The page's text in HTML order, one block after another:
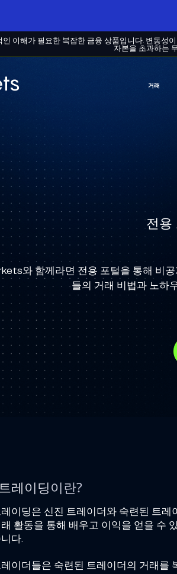
인 이해가 필요한 복잡한 금융 상품입니다. 변동성
자본을 초과하는
거래
전용
와 함께라면 전용 포털을 통해 비
들의 거래 비법과 노하
레이딩이란?
이딩은 신진 트레이더와 숙련된 트레
래 활동을 통해 배우고 이익을 얻을 수
다.
이더들은 숙련된 트레이더의 거래를